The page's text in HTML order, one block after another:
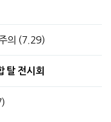
의 (7.29)
탈 전시회